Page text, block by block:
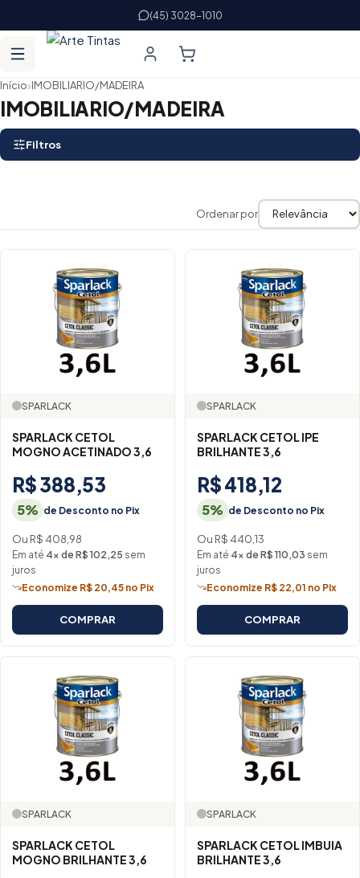
(45) 3028-1010
Início›IMOBILIARIO/MADEIRA
IMOBILIARIO/MADEIRA
Filtros
Ordenar por
SPARLACK
SPARLACK CETOL
MOGNO ACETINADO 3,6
R$ 388,53
5% de Desconto no Pix
Ou R$ 408,98
Em até 4× de R$ 102,25 sem
juros
Economize R$ 20,45 no Pix
COMPRAR
SPARLACK
SPARLACK CETOL IPE
BRILHANTE 3,6
R$ 418,12
5% de Desconto no Pix
Ou R$ 440,13
Em até 4× de R$ 110,03 sem
juros
Economize R$ 22,01 no Pix
COMPRAR
SPARLACK
SPARLACK CETOL
MOGNO BRILHANTE 3,6
SPARLACK
SPARLACK CETOL IMBUIA
BRILHANTE 3,6